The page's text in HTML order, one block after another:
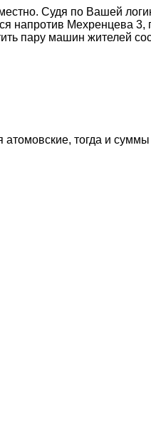
Судя по Вашей
напротив Мехренцева
пару машин жителей
тогда и суммы